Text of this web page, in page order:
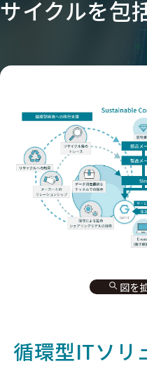
サイクルを包
図を
循環型ITソリ